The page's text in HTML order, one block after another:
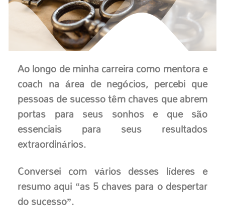
Ao longo de minha carreira como mentora e
coach na área de negócios, percebi que
pessoas de sucesso têm chaves que abrem
portas para seus sonhos e que são
essenciais para seus resultados
extraordinários.
Conversei com vários desses líderes e
resumo aqui “as 5 chaves para o despertar
do sucesso”.